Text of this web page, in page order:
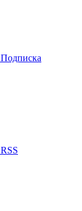
Подписка
RSS